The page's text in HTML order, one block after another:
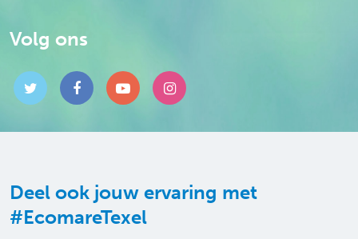
Volg ons
Deel ook jouw ervaring met
#EcomareTexel